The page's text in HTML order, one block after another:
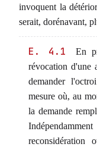
invoquent la
serait, dorénavant,
E. 4.1
En
révocation d'une
demander
mesure où, au
la demande
reconsidération